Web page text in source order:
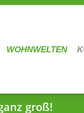
WOHNWELTEN
groß!